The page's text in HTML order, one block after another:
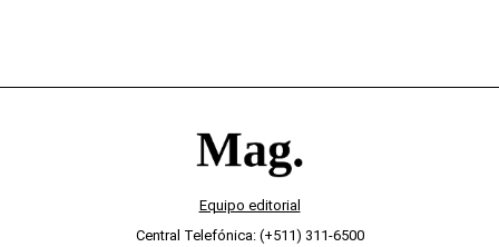
Equipo editorial
Central Telefónica: (+511) 311-6500